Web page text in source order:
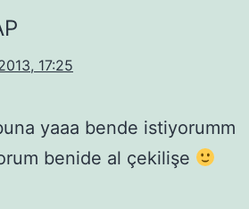
17:25
yaaa bende istiyorumm
benide al çekilişe